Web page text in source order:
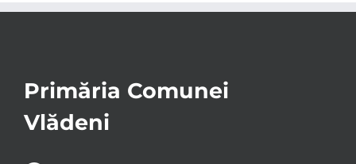
Primăria Comunei
Vlădeni